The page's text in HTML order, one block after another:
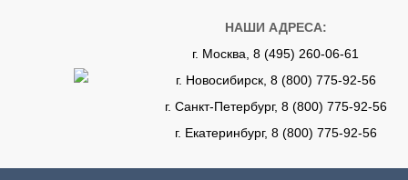
НАШИ АДРЕСА:
г. Москва, 8 (495) 260-06-61
г. Новосибирск, 8 (800) 775-92-56
г. Санкт-Петербург, 8 (800) 775-92-56
г. Екатеринбург, 8 (800) 775-92-56